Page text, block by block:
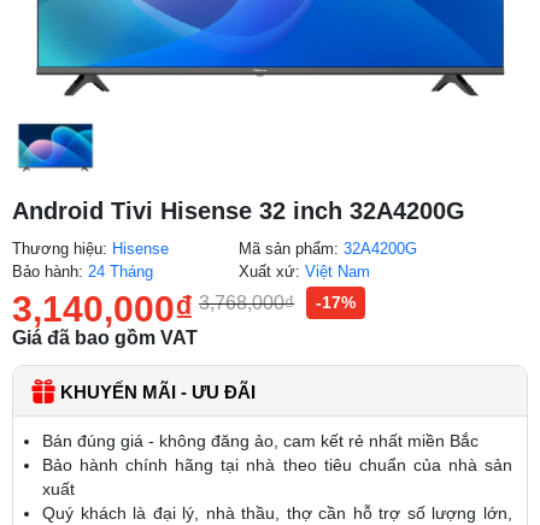
Android Tivi Hisense 32 inch 32A4200G
Thương hiệu: Hisense
Bảo hành: 24 Tháng
Mã sản phẩm:32A4200G
Xuất xứ:Việt Nam
3,140,000₫ 3,768,000₫ -17%
Giá đã bao gồm VAT
KHUYẾN MÃI - ƯU ĐÃI
Bán đúng giá - không đăng ảo, cam kết rẻ nhất miền Bắc
Bảo hành chính hãng tại nhà theo tiêu chuẩn của nhà sản
xuất
Quý khách là đại lý, nhà thầu, thợ cần hỗ trợ số lượng lớn,